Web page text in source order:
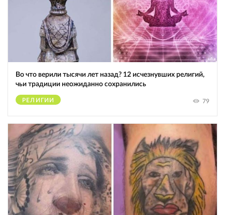
Во что верили тысячи лет назад? 12 исчезнувших религий,
чьи традиции неожиданно сохранились
РЕЛИГИИ 79